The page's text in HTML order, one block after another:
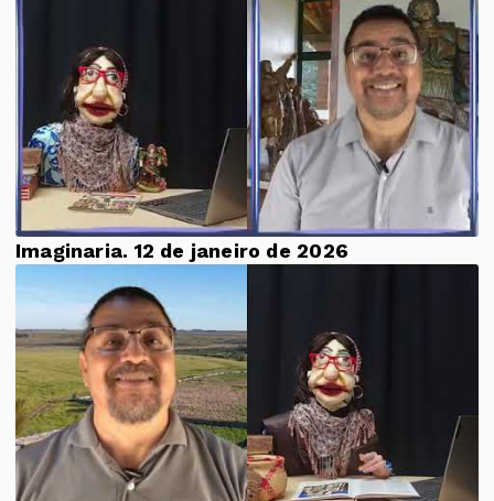
Imaginaria. 12 de janeiro de 2026